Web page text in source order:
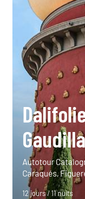
Autotour
Caraqués,
12 jours / 11 nuits